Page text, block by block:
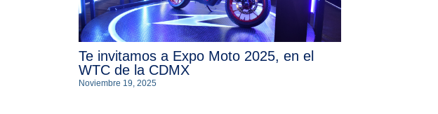
Te invitamos a Expo Moto 2025, en el
WTC de la CDMX
Noviembre 19, 2025